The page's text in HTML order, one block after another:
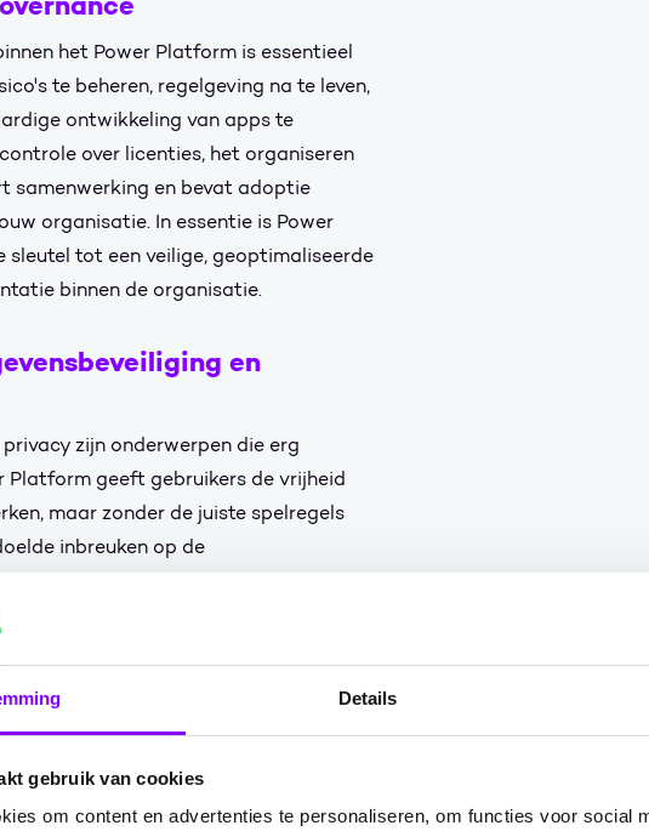
Details
gebruik van cookies
om content en advertenties te personaliseren, om functies voor social
het Power Platform is essentieel
te beheren, regelgeving na te leven,
ontwikkeling van apps te
over licenties, het organiseren
samenwerking en bevat adoptie
organisatie. In essentie is Power
sleutel tot een veilige, geoptimaliseerde
binnen de organisatie.
en
zijn onderwerpen die erg
Platform geeft gebruikers de vrijheid
maar zonder de juiste spelregels
inbreuken op de
Het is van vitaal belang om
met betrekking tot
en naleving van
Verordening